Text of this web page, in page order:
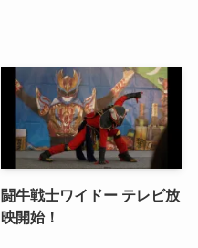
闘牛戦士ワイドー テレビ放
映開始！